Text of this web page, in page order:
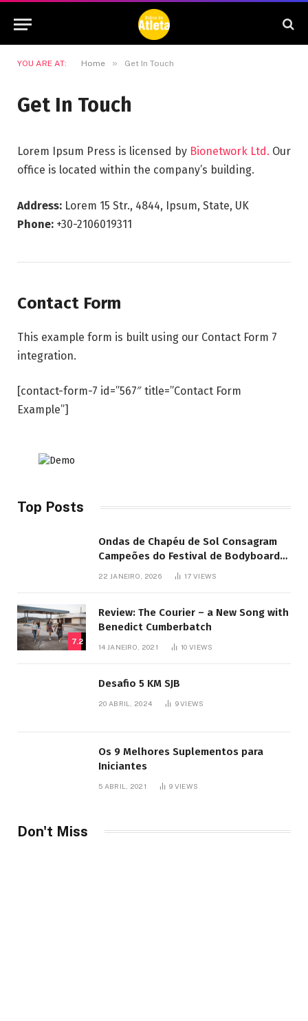
YOU ARE AT: Home » Get In Touch
Get In Touch
Lorem Ipsum Press is licensed by Bionetwork Ltd. Our
office is located within the company’s building.
Address: Lorem 15 Str., 4844, Ipsum, State, UK
Phone: +30-2106019311
Contact Form
This example form is built using our Contact Form 7
integration.
[contact-form-7 id=”567″ title=”Contact Form
Example”]
Top Posts
Ondas de Chapéu de Sol Consagram
Campeões do Festival de Bodyboard
22 JANEIRO, 2026 17VIEWS
7.2
Review: The Courier – a New Song with
Benedict Cumberbatch
14 JANEIRO, 2021 10VIEWS
Desafio 5 KM SJB
20 ABRIL, 2024 9VIEWS
Os 9 Melhores Suplementos para
Iniciantes
5 ABRIL, 2021 9 VIEWS
Don't Miss